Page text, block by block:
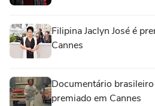
Filipina Jaclyn José é
Cannes
Documentário
premiado em Cannes